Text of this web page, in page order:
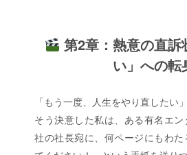
第2章：熱意の直訴
い」への転
「もう一度、人生をやり直したい」
そう決意した私は、ある有名エ
社の社長宛に、何ページにもわ